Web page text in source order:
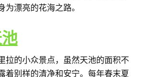
为漂亮的花海之路。
拉的小众景点，虽然天池的面积不
着别样的清净和安宁。每年春末夏